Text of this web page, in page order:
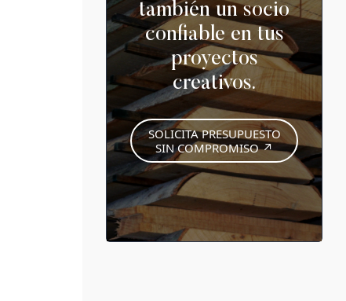
también un socio
confiable en tus
proyectos
creativos.
SOLICITA PRESUPUESTO
SIN COMPROMISO ↗